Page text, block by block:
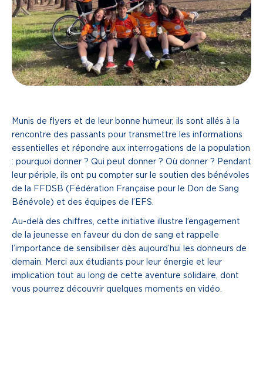
Munis de flyers et de leur bonne humeur, ils sont allés à la
rencontre des passants pour transmettre les informations
essentielles et répondre aux interrogations de la population
: pourquoi donner ? Qui peut donner ? Où donner ? Pendant
leur périple, ils ont pu compter sur le soutien des bénévoles
de la FFDSB (Fédération Française pour le Don de Sang
Bénévole) et des équipes de l’EFS.
Au-delà des chiffres, cette initiative illustre l’engagement
de la jeunesse en faveur du don de sang et rappelle
l’importance de sensibiliser dès aujourd’hui les donneurs de
demain. Merci aux étudiants pour leur énergie et leur
implication tout au long de cette aventure solidaire, dont
vous pourrez découvrir quelques moments en vidéo.